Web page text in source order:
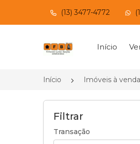
(13) 3477-4772
Página inicial
Início
Início Imóveis à venda
Filtrar
Transação